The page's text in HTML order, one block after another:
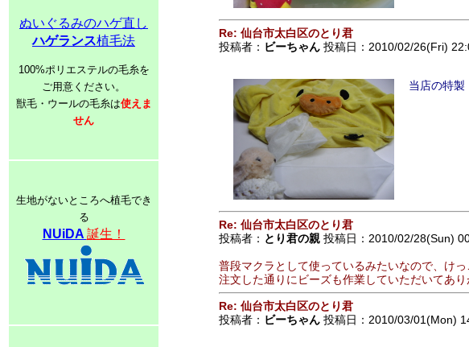
ぬいぐるみのハゲ直し
ハゲランス植毛法
100%ポリエステルの毛糸を
ご用意ください。
獣毛・ウールの毛糸は使えま
せん
生地がないところへ植毛でき
る
NUiDA 誕生！
Re: 仙台市太白区のとり君
投稿者： ビーちゃん 投稿日：2010/02/26(Fri)
当店の特
Re: 仙台市太白区のとり君
投稿者： とり君の親 投稿日：2010/02/28(Sun)
普段マクラとして使っているみたいなので、け
注文した通りにビーズも作業していただいてあ
Re: 仙台市太白区のとり君
投稿者： ビーちゃん 投稿日：2010/03/01(Mon)